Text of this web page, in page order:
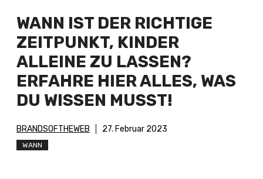
WANN IST DER RICHTIGE
ZEITPUNKT, KINDER
ALLEINE ZU LASSEN?
ERFAHRE HIER ALLES, WAS
DU WISSEN MUSST!
BRANDSOFTHEWEB 27. Februar 2023
WANN